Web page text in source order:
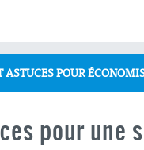
ASTUCES POUR
pour une